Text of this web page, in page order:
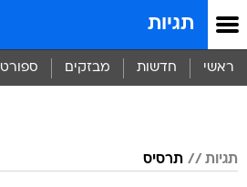
תגיות
ראשי חדשות מבזקים ספורט
תגיות תרסיס